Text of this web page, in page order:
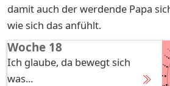
damit auch der werdende Papa
wie sich das anfühlt.
Woche 18
Ich glaube, da bewegt sich
was...